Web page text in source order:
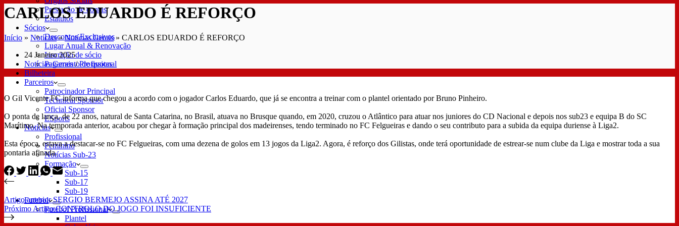
Prestação de contas
Estatutos
Sócios
Descontos Exclusivos
Lugar Anual & Renovação
Inscrição de sócio
Pagamento de quotas
Bilheteira
Parceiros
Patrocinador Principal
Technical Sponsor
Oficial Sponsor
ESports
Notícias
Profissional
Feminino
Notícias Sub-23
Formação
Sub-15
Sub-17
Sub-19
Futebol
Futebol Profissional
Plantel
CARLOS EDUARDO É REFORÇO
Início » Notícias»Notícias Gerais» CARLOS EDUARDO É REFORÇO
24 Janeiro 2025
Notícias Gerais/Profissional
O Gil Vicente FC informa que chegou a acordo com o jogador Carlos Eduardo, que já se encontra a treinar com o plantel orientado por Bruno Pinheiro.
O ponta de lança, de 22 anos, natural de Santa Catarina, no Brasil, atuava no Brusque quando, em 2020, cruzou o Atlântico para atuar nos juniores do CD Nacional e depois nos sub23 e equipa B do SC
Marítimo. Na temporada anterior, acabou por chegar à formação principal dos madeirenses, tendo terminado no FC Felgueiras e dando o seu contributo para a subida da equipa duriense à Liga2.
Esta época, estava a destacar-se no FC Felgueiras, com uma dezena de golos em 13 jogos da Liga2. Agora, é reforço dos Gilistas, onde terá oportunidade de estrear-se num clube da Liga e mostrar toda a sua
pontaria afinada.
ArtigoanteriorSERGIO BERMEJO ASSINA ATÉ 2027
Próximo Artigo CONTROLO DO JOGO FOI INSUFICIENTE